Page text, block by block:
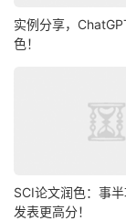
实例分享，
色！
SCI论文润色：事
发表更高分！